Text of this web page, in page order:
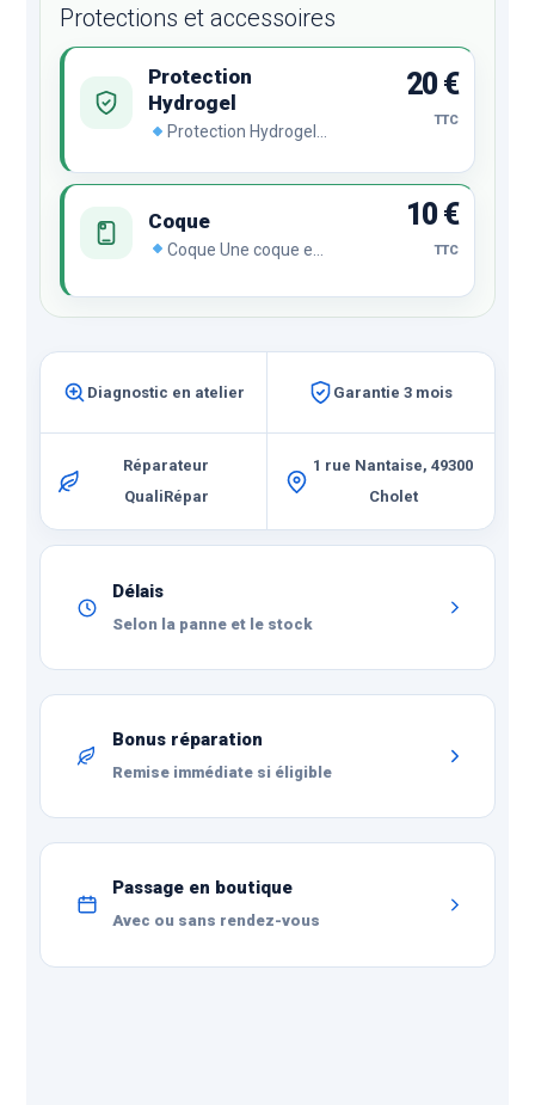
Protections et accessoires
Protection
Hydrogel
Protection Hydrogel
régénère
cas de chocs ou de
rayures malgré son
incroyable finesse et sa
20 €
TTC
Coque
Coque Une coque est
protéger votre
smartphone.
Hydrogel pour une
10 €
TTC
Diagnostic en atelier Garantie 3 mois
Réparateur
QualiRépar
1 rue Nantaise, 49300
Cholet
Délais
Selon la panne et le stock
Bonus réparation
Remise immédiate si éligible
Passage en boutique
Avec ou sans rendez-vous